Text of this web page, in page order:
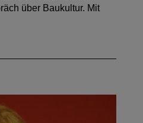
über Baukultur. Mit